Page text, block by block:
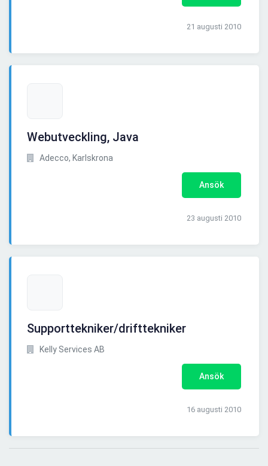
21 augusti 2010
Webutveckling, Java
Adecco, Karlskrona
Ansök
23 augusti 2010
Supporttekniker/drifttekniker
Kelly Services AB
Ansök
16 augusti 2010